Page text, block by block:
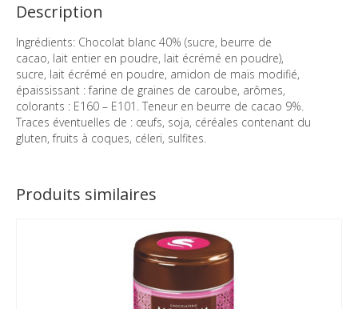
Description
Ingrédients: Chocolat blanc 40% (sucre, beurre de
cacao, lait entier en poudre, lait écrémé en poudre),
sucre, lait écrémé en poudre, amidon de maïs modifié,
épaississant : farine de graines de caroube, arômes,
colorants : E160 – E101. Teneur en beurre de cacao 9%.
Traces éventuelles de : œufs, soja, céréales contenant du
gluten, fruits à coques, céleri, sulfites.
Produits similaires